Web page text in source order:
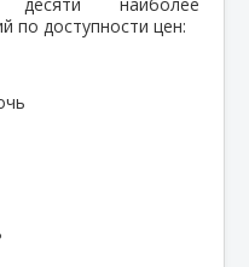
по доступности цен: